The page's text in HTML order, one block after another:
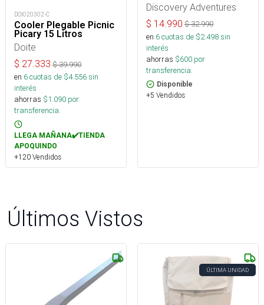
DOI020302-C
Cooler Plegable Picnic
Picary 15 Litros
Doite
$ 27.333 $39.990
en 6cuotas de $4.556sin
interés
ahorras $1.090 por
transferencia.
LLEGA MAÑANA✔️TIENDA
APOQUINDO
+120 Vendidos
Discovery Adventures
$ 14.990 $32.990
en 6cuotas de $2.498sin
interés
ahorras $600 por
transferencia.
Disponible
+5 Vendidos
Últimos Vistos
ÚLTIMA UNIDAD